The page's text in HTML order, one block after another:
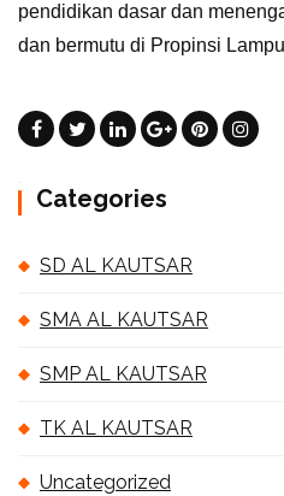
pendidikan dasar dan
dan bermutu di Propinsi
Categories
SD AL KAUTSAR
SMA AL KAUTSAR
SMP AL KAUTSAR
TK AL KAUTSAR
Uncategorized